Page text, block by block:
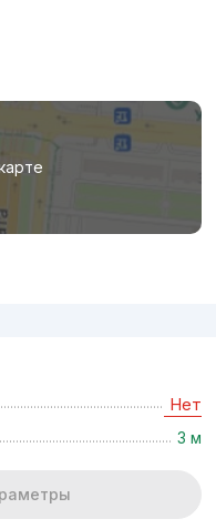
Нет
3 м